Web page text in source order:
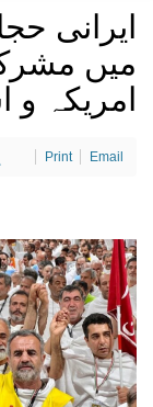
ایرانی
میں
امریکہ و
Print Email